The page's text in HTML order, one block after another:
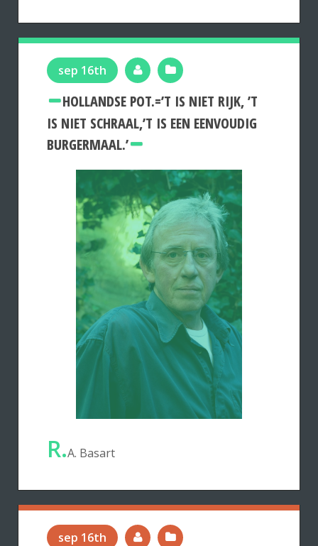
sep 16th
HOLLANDSE POT.=’T IS NIET RIJK, ’T
IS NIET SCHRAAL,’T IS EEN EENVOUDIG
BURGERMAAL.’
R.A. Basart
sep 16th